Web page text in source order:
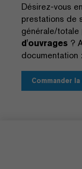
Désirez-vous
prestations de
générale/totale
d'ouvrages ?
documentation :
Commander